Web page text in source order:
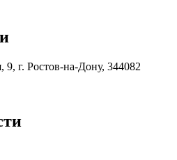
9, г. Ростов-на-Дону, 344082